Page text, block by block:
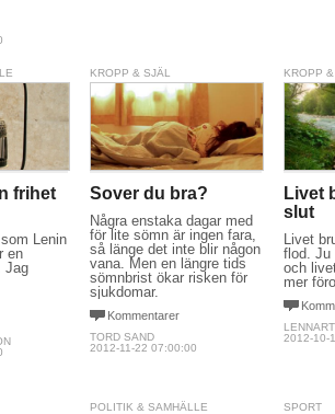
frihet
Lenin
en
Jag
KROPP & SJÄL
Sover du bra?
Några enstaka dagar med
för lite sömn är ingen fara,
så länge det inte blir någon
vana. Men en längre tids
sömnbrist ökar risken för
sjukdomar.
Kommentarer
TORD SAND
2012-11-22 07:00:00
KROPP
Livet
slut
Livet
flod. Ju
och
mer
2012-10-
POLITIK & SAMHÄLLE SPORT